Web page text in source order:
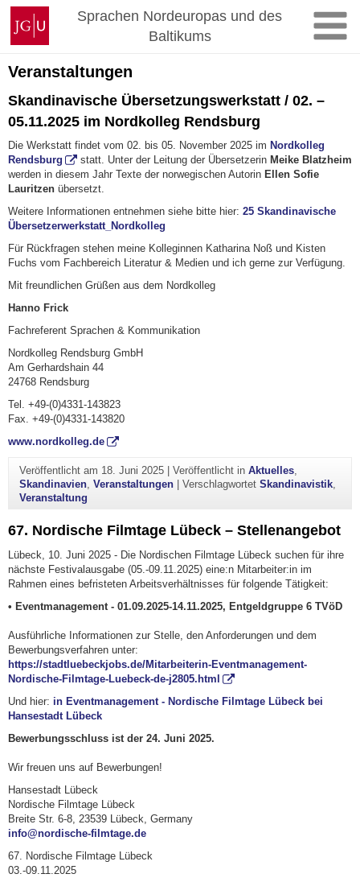
Zum
Inhalt
springen
Johannes
Gutenberg-
Universität
Mainz
Sprachen Nordeuropas und des
Baltikums
Veranstaltungen
Skandinavische Übersetzungswerkstatt / 02. –
05.11.2025 im Nordkolleg Rendsburg
Die Werkstatt findet vom 02. bis 05. November 2025 im Nordkolleg
Rendsburg
statt. Unter der Leitung der ÜbersetzerinMeike Blatzheim
werden in diesem Jahr Texte der norwegischen Autorin Ellen Sofie
Lauritzen übersetzt.
Weitere Informationen entnehmen siehe bitte hier: 25 Skandinavische
Übersetzerwerkstatt_Nordkolleg
Für Rückfragen stehen meine Kolleginnen Katharina Noß und Kisten
Fuchs vom Fachbereich Literatur & Medien und ich gerne zur Verfügung.
Mit freundlichen Grüßen aus dem Nordkolleg
Hanno Frick
Fachreferent Sprachen & Kommunikation
Nordkolleg Rendsburg GmbH
Am Gerhardshain 44
24768 Rendsburg
Tel. +49-(0)4331-143823
Fax. +49-(0)4331-143820
www.nordkolleg.de
Veröffentlicht am 18. Juni 2025| Veröffentlicht in Aktuelles,
Skandinavien, Veranstaltungen| Verschlagwortet Skandinavistik,
Veranstaltung
67. Nordische Filmtage Lübeck – Stellenangebot
Lübeck, 10. Juni 2025 - Die Nordischen Filmtage Lübeck suchen für ihre
nächste Festivalausgabe (05.-09.11.2025) eine:n Mitarbeiter:in im
Rahmen eines befristeten Arbeitsverhältnisses für folgende Tätigkeit:
• Eventmanagement - 01.09.2025-14.11.2025, Entgeldgruppe 6 TVöD
Ausführliche Informationen zur Stelle, den Anforderungen und dem
Bewerbungsverfahren unter:
https://stadtluebeckjobs.de/Mitarbeiterin-Eventmanagement-
Nordische-Filmtage-Luebeck-de-j2805.html
Und hier: in Eventmanagement - Nordische Filmtage Lübeck bei
Hansestadt Lübeck
Bewerbungsschluss ist der 24. Juni 2025.
Wir freuen uns auf Bewerbungen!
Hansestadt Lübeck
Nordische Filmtage Lübeck
Breite Str. 6-8, 23539 Lübeck, Germany
info@nordische-filmtage.de
67. Nordische Filmtage Lübeck
03.-09.11.2025